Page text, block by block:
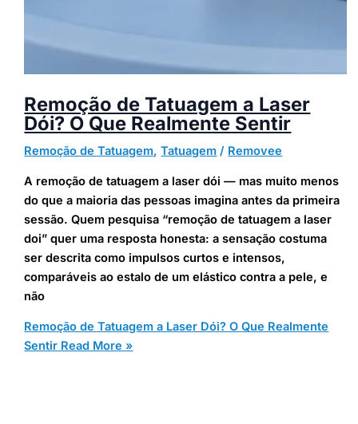
Remoção de Tatuagem a Laser
Dói? O Que Realmente Sentir
Remoção de Tatuagem,Tatuagem / Removee
A remoção de tatuagem a laser dói — mas muito menos
do que a maioria das pessoas imagina antes da primeira
sessão. Quem pesquisa “remoção de tatuagem a laser
doi” quer uma resposta honesta: a sensação costuma
ser descrita como impulsos curtos e intensos,
comparáveis ao estalo de um elástico contra a pele, e
não
Remoção de Tatuagem a Laser Dói? O Que Realmente
Sentir Read More »